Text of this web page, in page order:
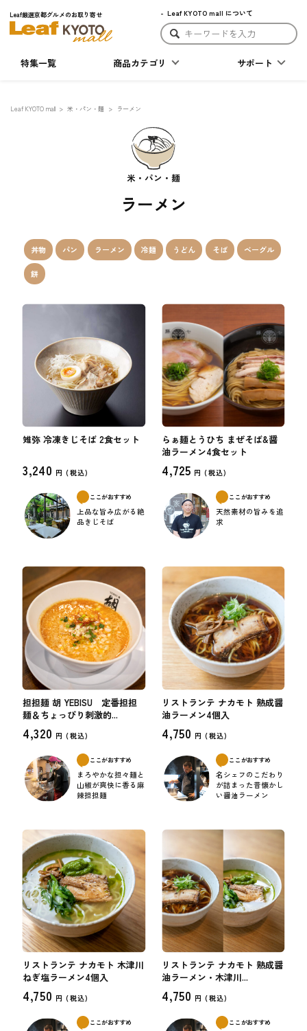
Leaf厳選京都グルメのお取り寄せ Leaf KYOTO mall について
特集一覧 商品カテゴリ サポート
Leaf KYOTO mall 米・パン・麺 ラーメン
米・パン・麺
ラーメン
丼物 パン ラーメン 冷麺 うどん そば ベーグル
餅
雉弥 冷凍きじそば 2食セット
3,240 円 (税込)
ここがおすすめ
上品な旨み広がる絶
品きじそば
らぁ麺とうひち まぜそば&醤
油ラーメン4食セット
4,725 円 (税込)
ここがおすすめ
天然素材の旨みを追
求
担担麺 胡 YEBISU 定番担担
麺＆ちょっぴり刺激的...
4,320 円 (税込)
ここがおすすめ
まろやかな担々麺と
山椒が爽快に香る麻
辣担担麺
リストランテ ナカモト 熟成醤
油ラーメン4個入
4,750 円 (税込)
ここがおすすめ
名シェフのこだわり
が詰まった昔懐かし
い醤油ラーメン
リストランテ ナカモト 木津川
ねぎ塩ラーメン4個入
4,750 円 (税込)
ここがおすすめ
リストランテ ナカモト 熟成醤
油ラーメン・木津川...
4,750 円 (税込)
ここがおすすめ